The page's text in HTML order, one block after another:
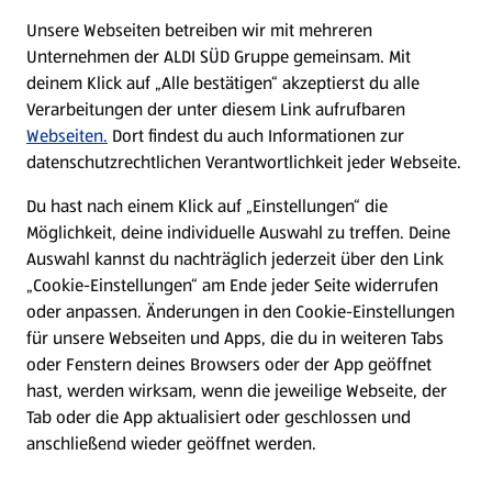
Nachhaltigkeit
Karriere
Presse
Hilfe & Kontakt
(öffnet in einem neuen Tab)
Unternehmen
Folge uns hier:
Unsere Webseiten betreiben wir mit mehreren
Unternehmen der ALDI SÜD Gruppe gemeinsam. Mit
deinem Klick auf „Alle bestätigen“ akzeptierst du alle
Verarbeitungen der unter diesem Link aufrufbaren
Webseiten. Dort findest du auch Informationen zur
datenschutzrechtlichen Verantwortlichkeit jeder Webseite.
Du hast nach einem Klick auf „Einstellungen“ die
Möglichkeit, deine individuelle Auswahl zu treffen. Deine
Auswahl kannst du nachträglich jederzeit über den Link
„Cookie-Einstellungen“ am Ende jeder Seite widerrufen
oder anpassen. Änderungen in den Cookie-Einstellungen
für unsere Webseiten und Apps, die du in weiteren Tabs
oder Fenstern deines Browsers oder der App geöffnet
hast, werden wirksam, wenn die jeweilige Webseite, der
Tab oder die App aktualisiert oder geschlossen und
anschließend wieder geöffnet werden.